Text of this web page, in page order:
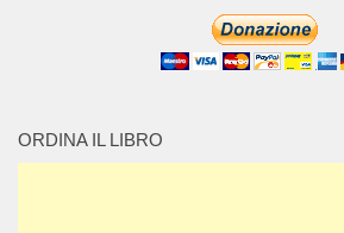
ORDINA IL LIBRO